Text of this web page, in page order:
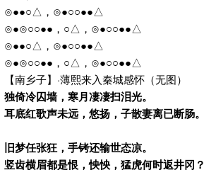
⊙●●○△，⊙●○○●●△
⊙●⊙○○●●，○△，⊙●○○●●△
⊙●●○△，⊙●○○●●△
⊙●⊙○○●●，○△，⊙●○○●●△
【南乡子】·薄熙来入秦城感怀（无图）
独倚冷囚墙，寒月凄凄扫泪光。
耳底红歌声未远，悠扬，子散妻离已断肠。
旧梦任张狂，手铐还输世态凉。
竖齿横眉都是恨，怏怏，猛虎何时返井冈？